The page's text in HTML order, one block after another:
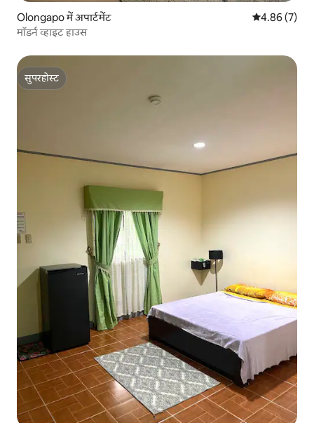
Olongapo में अपार्टमेंट औसत रेटिंग 5 में
4.86 (7)
मॉडर्न व्हाइट हाउस
सुपरहोस्ट
सुपरहोस्ट